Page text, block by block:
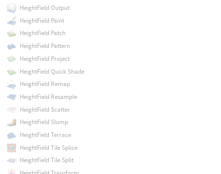
HeightField Output
HeightField Paint
HeightField Patch
HeightField Pattern
HeightField Project
HeightField Quick Shade
HeightField Remap
HeightField Resample
HeightField Scatter
HeightField Slump
HeightField Terrace
HeightField Tile Splice
HeightField Tile Split